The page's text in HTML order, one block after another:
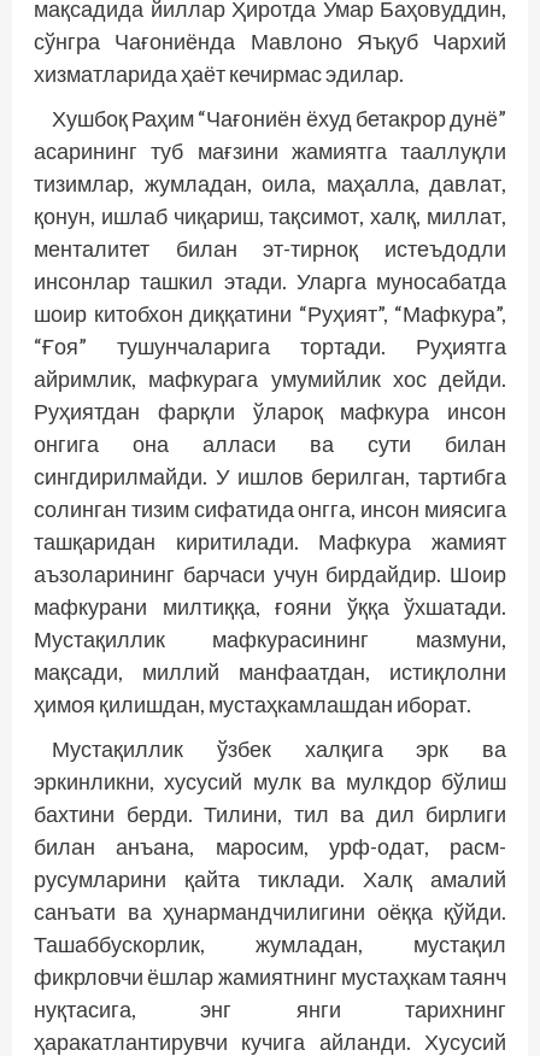
мақсадида йиллар Ҳиротда Умар Баҳовуддин,
сўнгра Чағониёнда Мавлоно Яъқуб Чархий
хизматларида ҳаёт кечирмас эдилар.
Хушбоқ Раҳим “Чағониён ёхуд бетакрор дунё”
асарининг туб мағзини жамиятга тааллуқли
тизимлар, жумладан, оила, маҳалла, давлат,
қонун, ишлаб чиқариш, тақсимот, халқ, миллат,
менталитет билан эт-тирноқ истеъдодли
инсонлар ташкил этади. Уларга муносабатда
шоир китобхон диққатини “Руҳият”, “Мафкура”,
“Ғоя” тушунчаларига тортади. Руҳиятга
айримлик, мафкурага умумийлик хос дейди.
Руҳиятдан фарқли ўлароқ мафкура инсон
онгига она алласи ва сути билан
сингдирилмайди. У ишлов берилган, тартибга
солинган тизим сифатида онгга, инсон миясига
ташқаридан киритилади. Мафкура жамият
аъзоларининг барчаси учун бирдайдир. Шоир
мафкурани милтиққа, ғояни ўққа ўхшатади.
Мустақиллик мафкурасининг мазмуни,
мақсади, миллий манфаатдан, истиқлолни
ҳимоя қилишдан, мустаҳкамлашдан иборат.
Мустақиллик ўзбек халқига эрк ва
эркинликни, хусусий мулк ва мулкдор бўлиш
бахтини берди. Тилини, тил ва дил бирлиги
билан анъана, маросим, урф-одат, расм-
русумларини қайта тиклади. Халқ амалий
санъати ва ҳунармандчилигини оёққа қўйди.
Ташаббускорлик, жумладан, мустақил
фикрловчи ёшлар жамиятнинг мустаҳкам таянч
нуқтасига, энг янги тарихнинг
ҳаракатлантирувчи кучига айланди. Хусусий